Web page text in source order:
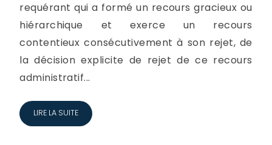
requérant qui a formé un recours gracieux ou
hiérarchique et exerce un recours
contentieux consécutivement à son rejet, de
la décision explicite de rejet de ce recours
administratif...
LIRE LA SUITE